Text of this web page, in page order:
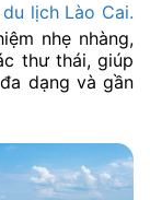
lịch Lào Cai.
nhẹ nhàng,
thư thái, giúp
dạng và gần